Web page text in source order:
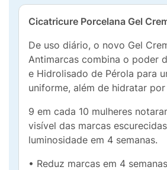
Cicatricure Porcelana Gel
De uso diário, o novo Gel
Antimarcas combina o poder
e Hidrolisado de Pérola para
uniforme, além de hidratar por
9 em cada 10 mulheres
visível das marcas
luminosidade em 4 semanas.
• Reduz marcas em 4 semanas